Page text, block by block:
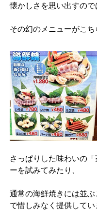
懐かしさを思い出すので
その幻のメニューがこち
さっぱりした味わいの
ーを試みてみたり、
通常の海鮮焼きには並
で惜しみなく提供してい